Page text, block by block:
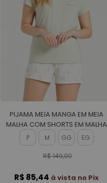
PIJAMA MEIA MANGA EM MEIA
MALHA COM SHORTS EM MALHA
ROTATIVA FEMININO
P M GG EG
R$ 149,90
R$ 85,44 à vista no Pix